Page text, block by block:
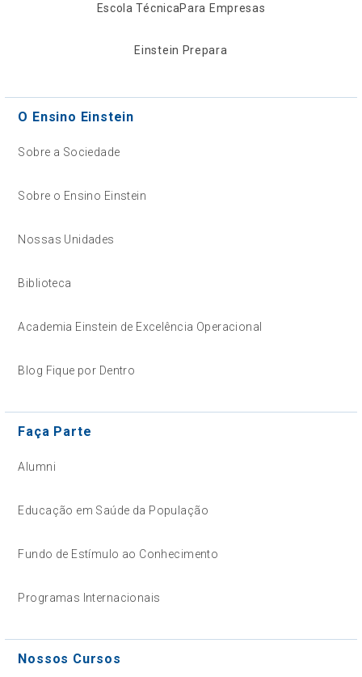
Escola TécnicaPara Empresas
Einstein Prepara
O Ensino Einstein
Sobre a Sociedade
Sobre o Ensino Einstein
Nossas Unidades
Biblioteca
Academia Einstein de Excelência Operacional
Blog Fique por Dentro
Faça Parte
Alumni
Educação em Saúde da População
Fundo de Estímulo ao Conhecimento
Programas Internacionais
Nossos Cursos